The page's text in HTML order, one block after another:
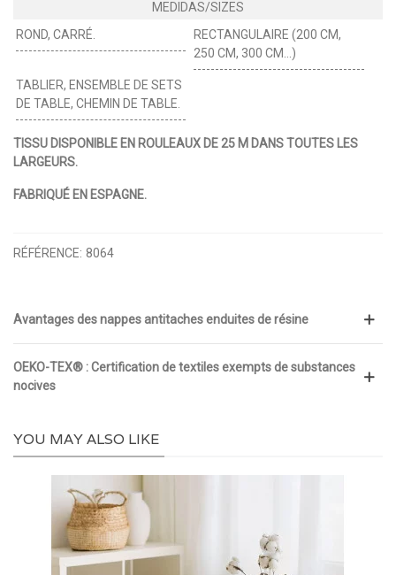
ROND, CARRÉ.
RECTANGULAIRE (200 CM,
250 CM, 300 CM…)
TABLIER, ENSEMBLE DE SETS
DE TABLE, CHEMIN DE TABLE.
TISSU DISPONIBLE EN ROULEAUX DE 25 M DANS TOUTES LES
LARGEURS.
FABRIQUÉ EN ESPAGNE.
RÉFÉRENCE: 8064
Avantages des nappes antitaches enduites de résine
OEKO-TEX® : Certification de textiles exempts de substances
nocives
YOU MAY ALSO LIKE